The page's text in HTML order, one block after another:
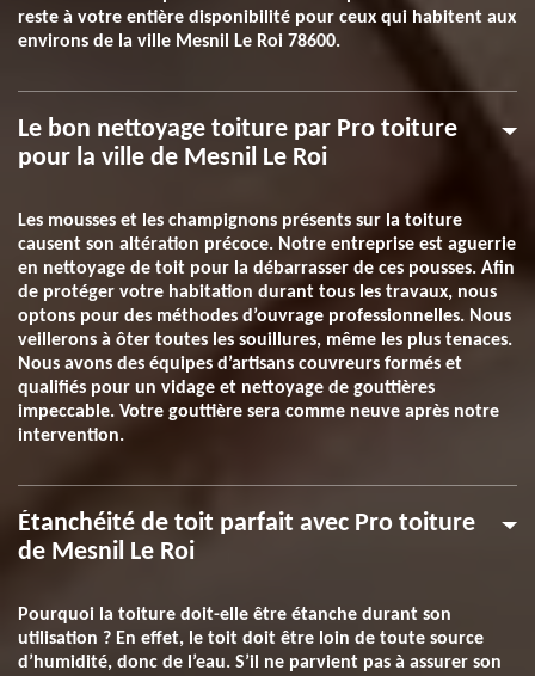
reste à votre entière disponibilité pour ceux qui habitent aux
environs de la ville Mesnil Le Roi 78600.
Le bon nettoyage toiture par Pro toiture
pour la ville de Mesnil Le Roi
Les mousses et les champignons présents sur la toiture
causent son altération précoce. Notre entreprise est aguerrie
en nettoyage de toit pour la débarrasser de ces pousses. Afin
de protéger votre habitation durant tous les travaux, nous
optons pour des méthodes d’ouvrage professionnelles. Nous
veillerons à ôter toutes les souillures, même les plus tenaces.
Nous avons des équipes d’artisans couvreurs formés et
qualifiés pour un vidage et nettoyage de gouttières
impeccable. Votre gouttière sera comme neuve après notre
intervention.
Étanchéité de toit parfait avec Pro toiture
de Mesnil Le Roi
Pourquoi la toiture doit-elle être étanche durant son
utilisation ? En effet, le toit doit être loin de toute source
d’humidité, donc de l’eau. S’il ne parvient pas à assurer son